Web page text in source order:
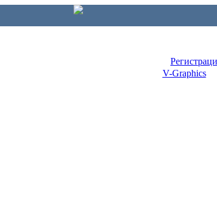
V-Graphics